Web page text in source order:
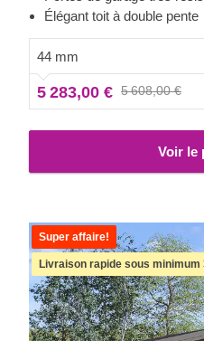
d'allers-retours à la station de
invités. CLASSIC DUO est
grands avantages !
Élégant toit à double pente
44 mm
5 283,00 € 5 608,00 €
Voir le
Super affaire!
Livraison rapide sous minimum